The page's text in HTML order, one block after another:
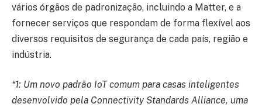
vários órgãos de padronização, incluindo a Matter, e a
fornecer serviços que respondam de forma flexível aos
diversos requisitos de segurança de cada país, região e
indústria.
*1: Um novo padrão IoT comum para casas inteligentes
desenvolvido pela Connectivity Standards Alliance, uma